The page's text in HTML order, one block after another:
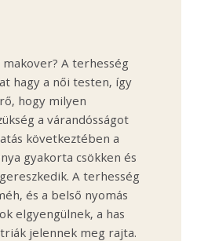
A terhesség
hagy a női testen, így
hogy milyen
a várandósságot
következtében a
gyakorta csökken és
A terhesség
és a belső nyomás
elgyengülnek, a has
jelennek meg rajta.